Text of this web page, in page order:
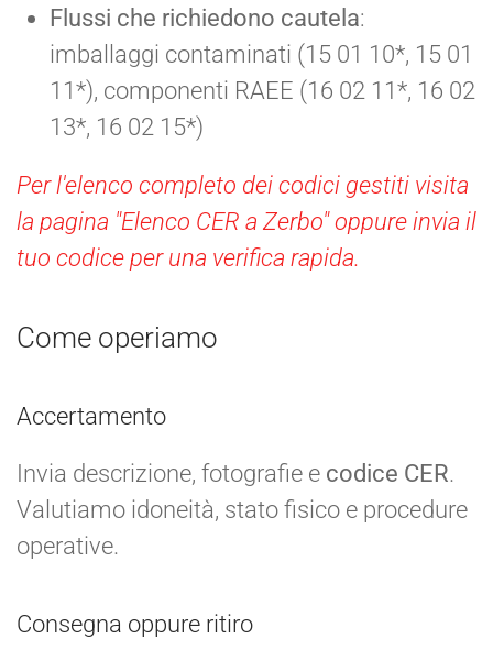
Flussi che richiedono cautela:
imballaggi contaminati (15 01 10*, 15 01
11*), componenti RAEE (16 02 11*, 16 02
13*, 16 02 15*)
Per l'elenco completo dei codici gestiti visita
la pagina "Elenco CER a Zerbo" oppure invia il
tuo codice per una verifica rapida.
Come operiamo
Accertamento
Invia descrizione, fotografie e codice CER.
Valutiamo idoneità, stato fisico e procedure
operative.
Consegna oppure ritiro